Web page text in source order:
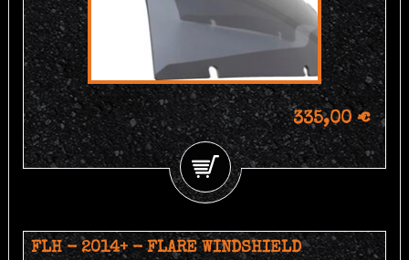
335,00 €
FLH - 2014+ - FLARE WINDSHIELD